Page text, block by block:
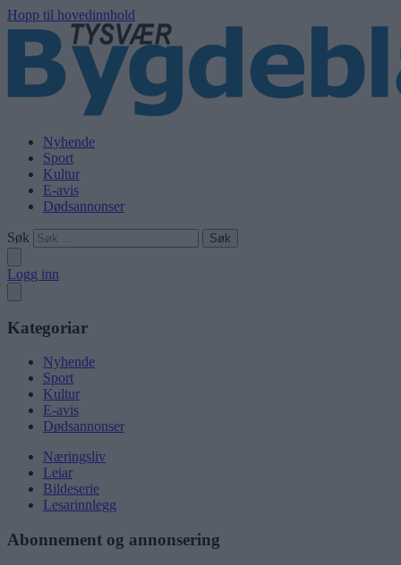
Hopp til hovedinnhold
Nyhende
Sport
Kultur
E-avis
Dødsannonser
Søk
Logg inn
Kategoriar
Nyhende
Sport
Kultur
E-avis
Dødsannonser
Næringsliv
Leiar
Bildeserie
Lesarinnlegg
Abonnement og annonsering